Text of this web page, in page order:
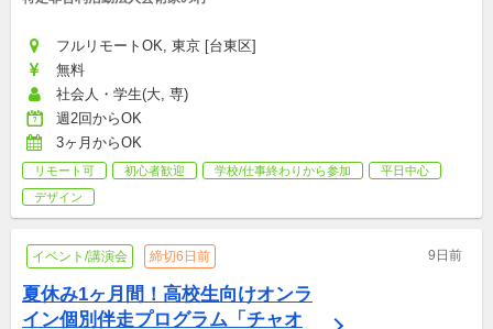
フルリモートOK, 東京 [台東区]
無料
社会人・学生(大, 専)
週2回からOK
3ヶ月からOK
リモート可 初心者歓迎 学校/仕事終わりから参加
平日中心
デザイン
イベント/講演会 締切6日前 9日前
夏休み1ヶ月間！高校生向けオンラ
イン個別伴走プログラム「チャオ